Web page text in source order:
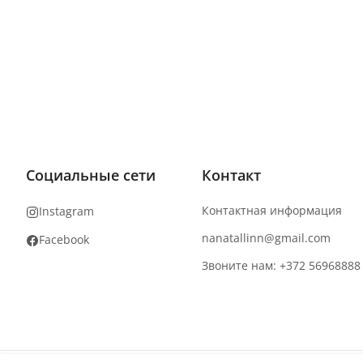
Социальные сети
Instagram
Facebook
Контакт
Контактная информация
nanatallinn@gmail.com
Звоните нам: +372 56968888